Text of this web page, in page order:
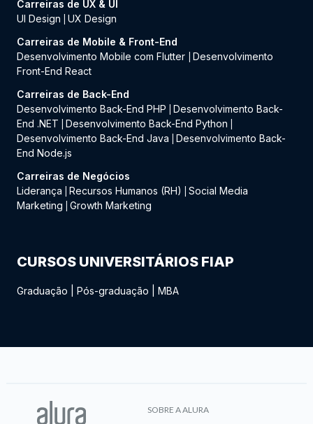
Carreiras de UX & UI
UI Design
UX Design
Carreiras de Mobile & Front-End
Desenvolvimento Mobile com Flutter
Desenvolvimento
Front-End React
Carreiras de Back-End
Desenvolvimento Back-End PHP
Desenvolvimento Back-
End .NET
Desenvolvimento Back-End Python
Desenvolvimento Back-End Java
Desenvolvimento Back-
End Node.js
Carreiras de Negócios
Liderança
Recursos Humanos (RH)
Social Media
Marketing
Growth Marketing
CURSOS UNIVERSITÁRIOS FIAP
Graduação Pós-graduação MBA
SOBRE A ALURA